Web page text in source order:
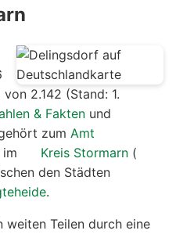
2.142 (Stand: 1.
& Fakten und
zum Amt
Kreis Stormarn (
den Städten
.
Teilen durch eine